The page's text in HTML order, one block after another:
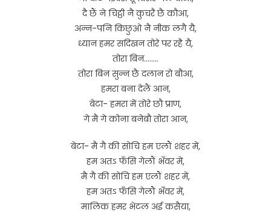
दै छैं ने चिट्ठी नै कुचरै छै कौआ,
अन्न-पनि किछुओ नै नीक लगै यै,
ध्यान हमर सदिखन तोरे पर रहै यै,
तोरा बिन……..
तोरा बिन सुन्न छै दलान रो बौआ,
हमरा बना देलैं आन,
बेटा- हमरा में तोरे छौ प्राण,
गे मै गे कोना बनेबौ तोरा आन,
बेटा- मै गै की सोचि हम एलौं शहर में,
हम अतऽ फँसि गेलौं भँवर में,
मै गै की सोचि हम एलौं शहर में,
हम अतऽ फँसि गेलौं भँवर में,
मालिक हमर भेटल अई कसैया,